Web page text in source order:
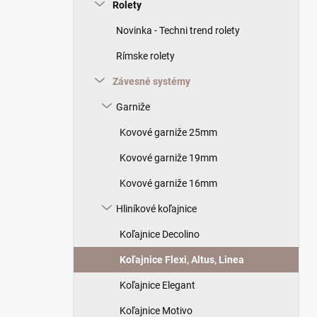
Rolety
Novinka - Techni trend rolety
Rímske rolety
Závesné systémy
Garniže
Kovové garniže 25mm
Kovové garniže 19mm
Kovové garniže 16mm
Hliníkové koľajnice
Koľajnice Decolino
Koľajnice Flexi, Altus, Linea
Koľajnice Elegant
Koľajnice Motivo